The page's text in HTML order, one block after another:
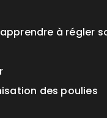
à régler
des poulies